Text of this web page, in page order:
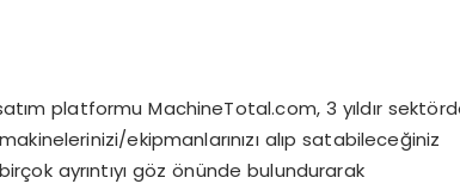
platformu MachineTotal.com, 3 yıldır
ekipmanlarınızı alıp satabileceğiniz
ayrıntıyı göz önünde bulundurarak